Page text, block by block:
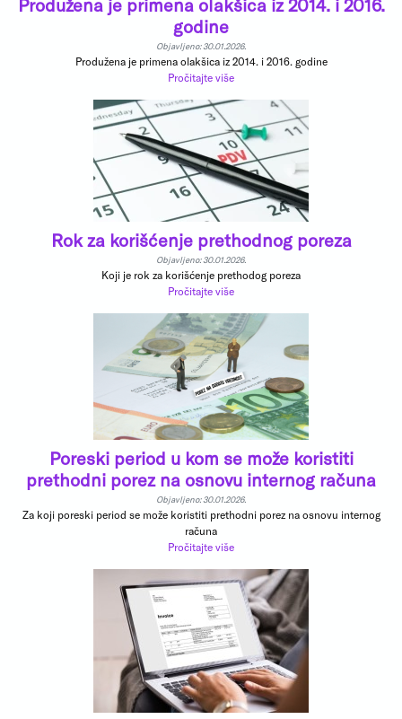
Produžena je primena olakšica iz 2014. i 2016.
godine
Objavljeno: 30.01.2026.
Produžena je primena olakšica iz 2014. i 2016. godine
Pročitajte više
Rok za korišćenje prethodnog poreza
Objavljeno: 30.01.2026.
Koji je rok za korišćenje prethodog poreza
Pročitajte više
Poreski period u kom se može koristiti
prethodni porez na osnovu internog računa
Objavljeno: 30.01.2026.
Za koji poreski period se može koristiti prethodni porez na osnovu internog
računa
Pročitajte više